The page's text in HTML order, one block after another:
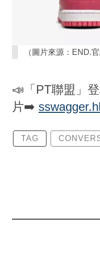
（圖片來源：END.官
📣「PT聯盟」
片➡️
TAG